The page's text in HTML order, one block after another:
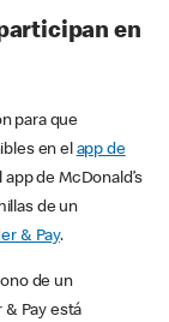
en
para que
en el app de
de McDonald’s
de un
& Pay.
de un
Pay está